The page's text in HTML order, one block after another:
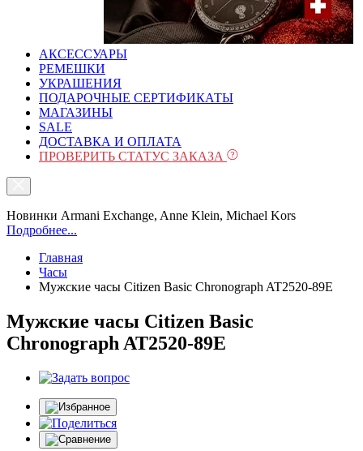
АКСЕССУАРЫ
РЕМЕШКИ
УКРАШЕНИЯ
ПОДАРОЧНЫЕ СЕРТИФИКАТЫ
МАГАЗИНЫ
SALE
ДОСТАВКА И ОПЛАТА
ПРОВЕРИТЬ СТАТУС ЗАКАЗА
Новинки Armani Exchange, Anne Klein, Michael Kors
Подробнее...
Главная
Часы
Мужские часы Citizen Basic Chronograph AT2520-89E
Мужские часы Citizen Basic
Chronograph AT2520-89E